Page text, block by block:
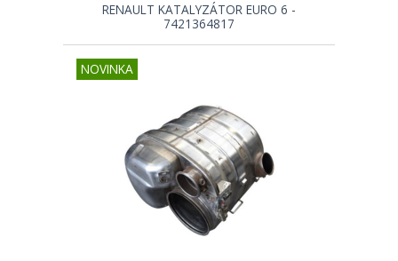
RENAULT KATALYZÁTOR EURO 6 -
7421364817
NOVINKA